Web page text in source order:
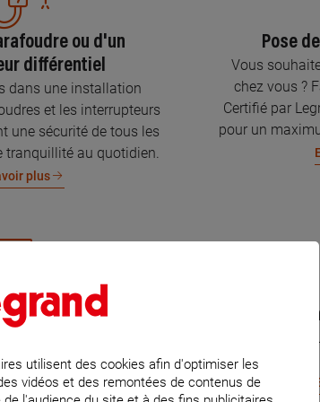
ou d'un
différentiel
dans une installation
et les interrupteurs
une sécurité de tous les
tranquillité au quotidien.
plus
Pose
Vous
chez vous ?
Certifié par
pour un
de l’installation
implique la sécurité et la
famille et de vos biens,
Pose
Pour votre
utilisent des cookies afin d'optimiser les
vidéos et des remontées de contenus de